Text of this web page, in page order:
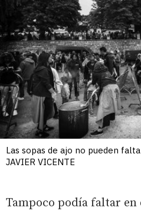
Las sopas de ajo no pueden
JAVIER VICENTE
Tampoco podía faltar en